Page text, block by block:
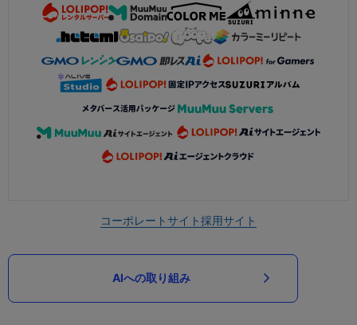
コーポレートサイト採用サイト
AIへの取り組み